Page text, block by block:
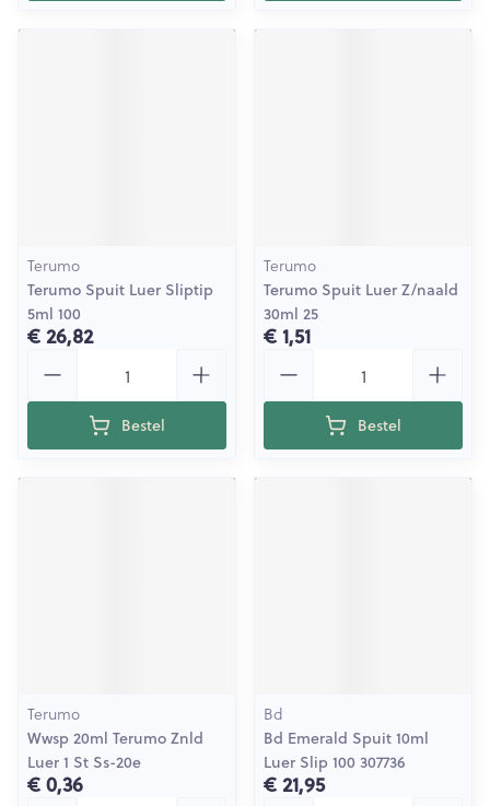
Terumo
Terumo Spuit Luer Sliptip
5ml 100
€ 26,82
Bestel
Terumo
Terumo Spuit Luer Z/naald
30ml 25
€ 1,51
Bestel
Terumo
Wwsp 20ml Terumo Znld
Luer 1 St Ss-20e
€ 0,36
Bd
Bd Emerald Spuit 10ml
Luer Slip 100 307736
€ 21,95